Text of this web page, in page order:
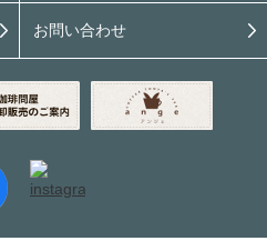
お問い合わせ